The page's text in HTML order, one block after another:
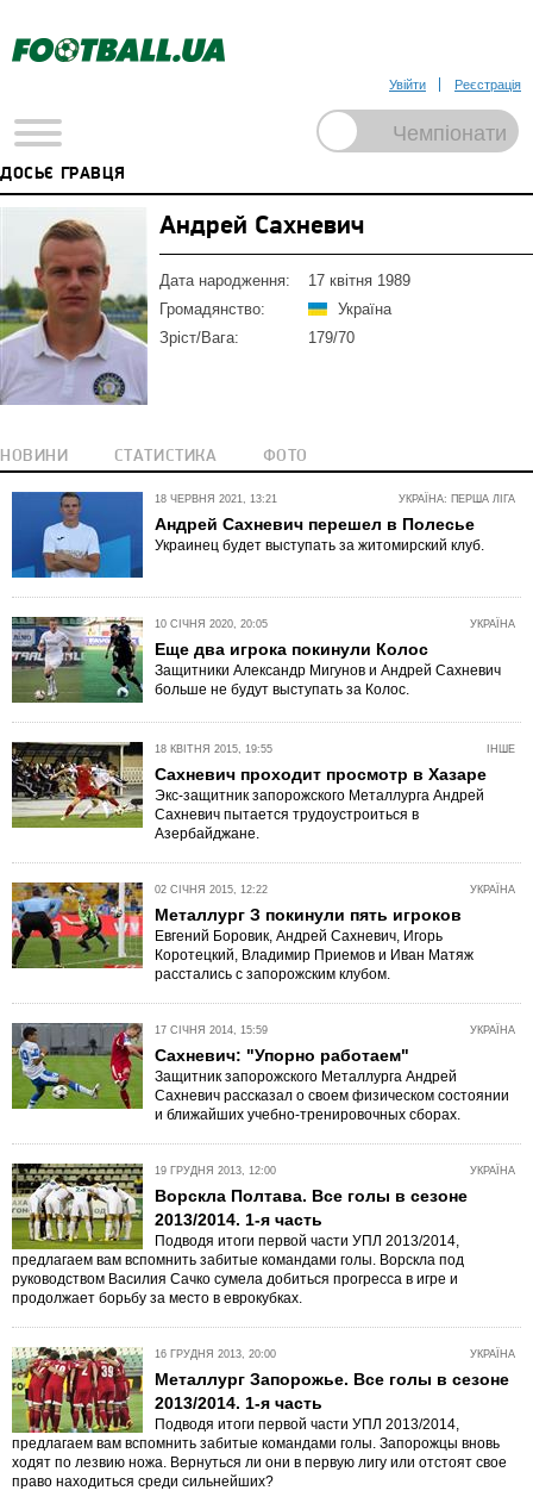
Увійти Реєстрація
ДОСЬЄ ГРАВЦЯ
Андрей Сахневич
Дата народження:
17 квітня 1989
Громадянство:
Україна
Зріст/Вага:
179/70
НОВИНИ СТАТИСТИКА ФОТО
УКРАЇНА: ПЕРША ЛІГА
18 ЧЕРВНЯ 2021, 13:21
Андрей Сахневич перешел в Полесье
Украинец будет выступать за житомирский клуб.
УКРАЇНА
10 СІЧНЯ 2020, 20:05
Еще два игрока покинули Колос
Защитники Александр Мигунов и Андрей Сахневич
больше не будут выступать за Колос.
ІНШЕ
18 КВІТНЯ 2015, 19:55
Сахневич проходит просмотр в Хазаре
Экс-защитник запорожского Металлурга Андрей
Сахневич пытается трудоустроиться в
Азербайджане.
УКРАЇНА
02 СІЧНЯ 2015, 12:22
Металлург З покинули пять игроков
Евгений Боровик, Андрей Сахневич, Игорь
Коротецкий, Владимир Приемов и Иван Матяж
расстались с запорожским клубом.
УКРАЇНА
17 СІЧНЯ 2014, 15:59
Сахневич: "Упорно работаем"
Защитник запорожского Металлурга Андрей
Сахневич рассказал о своем физическом состоянии
и ближайших учебно-тренировочных сборах.
УКРАЇНА
19 ГРУДНЯ 2013, 12:00
Ворскла Полтава. Все голы в сезоне
2013/2014. 1-я часть
Подводя итоги первой части УПЛ 2013/2014,
предлагаем вам вспомнить забитые командами голы. Ворскла под
руководством Василия Сачко сумела добиться прогресса в игре и
продолжает борьбу за место в еврокубках.
УКРАЇНА
16 ГРУДНЯ 2013, 20:00
Металлург Запорожье. Все голы в сезоне
2013/2014. 1-я часть
Подводя итоги первой части УПЛ 2013/2014,
предлагаем вам вспомнить забитые командами голы. Запорожцы вновь
ходят по лезвию ножа. Вернуться ли они в первую лигу или отстоят свое
право находиться среди сильнейших?